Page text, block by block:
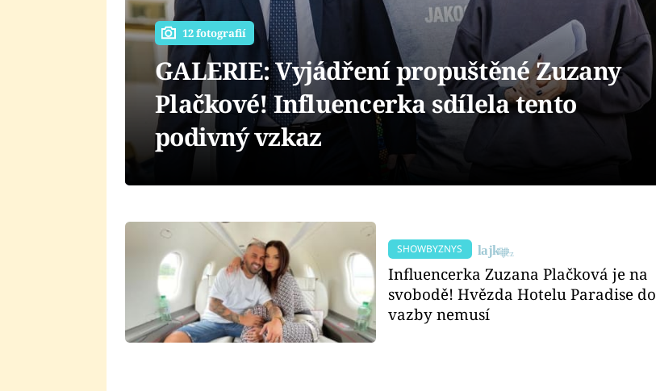
12 fotografií
GALERIE: Vyjádření propuštěné Zuzany
Plačkové! Influencerka sdílela tento
podivný vzkaz
SHOWBYZNYS
Influencerka Zuzana Plačková je na
svobodě! Hvězda Hotelu Paradise do
vazby nemusí